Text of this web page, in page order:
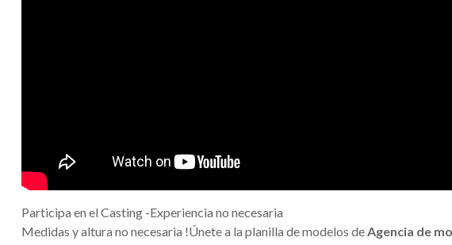
Participa en el Casting -Experiencia no necesaria
Medidas y altura no necesaria !Únete a la planilla de modelos de Agencia de